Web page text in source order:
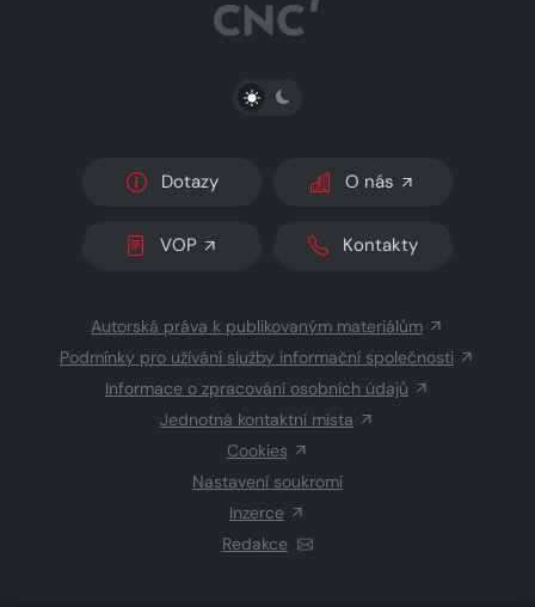
PŘEPNOUT SVĚTLÝ/TMAVÝ REŽIM
Dotazy O nás
VOP Kontakty
Autorská práva k publikovaným materiálům
Podmínky pro užívání služby informační společnosti
Informace o zpracování osobních údajů
Jednotná kontaktní místa
Cookies
Nastavení soukromí
Inzerce
Redakce